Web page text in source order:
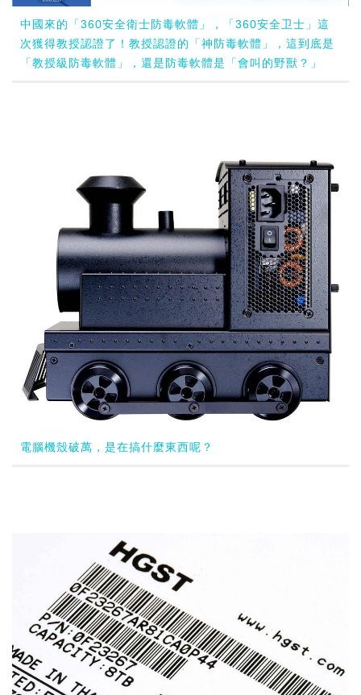
中國來的「360安全衛士防毒軟體」，「360安全卫士」這
次獲得教授認證了！教授認證的「神防毒軟體」，這到底是
「教授級防毒軟體」，還是防毒軟體是「會叫的野獸？」
電腦機殼破萬，是在搞什麼東西呢？